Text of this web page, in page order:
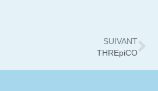
SUIVANT
THREpiCO